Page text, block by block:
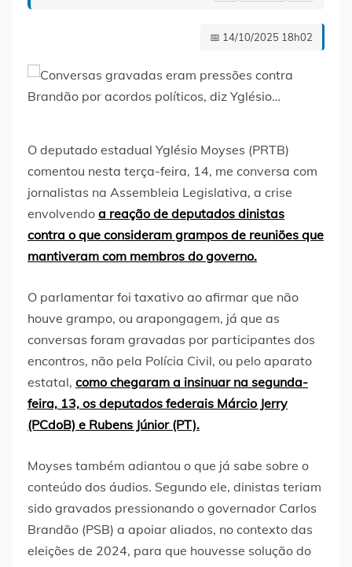
📅 14/10/2025 18h02
O deputado estadual Yglésio Moyses (PRTB)
comentou nesta terça-feira, 14, me conversa com
jornalistas na Assembleia Legislativa, a crise
envolvendo a reação de deputados dinistas
contra o que consideram grampos de reuniões que
mantiveram com membros do governo.
O parlamentar foi taxativo ao afirmar que não
houve grampo, ou arapongagem, já que as
conversas foram gravadas por participantes dos
encontros, não pela Polícia Civil, ou pelo aparato
estatal, como chegaram a insinuar na segunda-
feira, 13, os deputados federais Márcio Jerry
(PCdoB) e Rubens Júnior (PT).
Moyses também adiantou o que já sabe sobre o
conteúdo dos áudios. Segundo ele, dinistas teriam
sido gravados pressionando o governador Carlos
Brandão (PSB) a apoiar aliados, no contexto das
eleições de 2024, para que houvesse solução do